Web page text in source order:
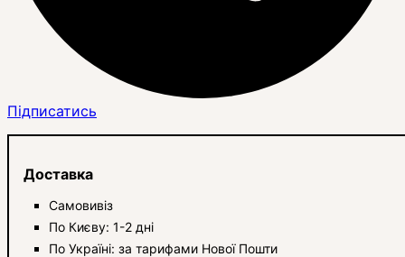
Підписатись
Доставка
Самовивіз
По Києву: 1-2 дні
По Україні: за тарифами Нової Пошти